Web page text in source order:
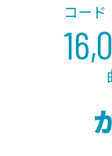
コード